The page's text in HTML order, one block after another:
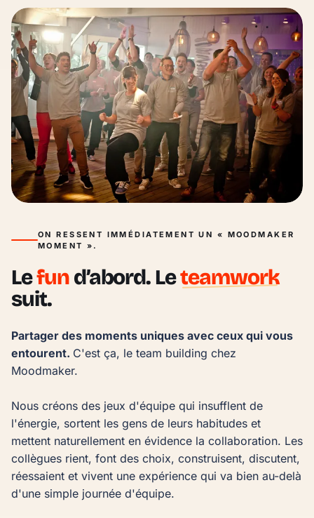
ON RESSENT IMMÉDIATEMENT UN « MOODMAKER
MOMENT ».
Lefund’abord. Leteamwork
suit.
Partager des moments uniques avec ceux qui vous
entourent. C'est ça, le team building chez
Moodmaker.
Nous créons des jeux d'équipe qui insufflent de
l'énergie, sortent les gens de leurs habitudes et
mettent naturellement en évidence la collaboration. Les
collègues rient, font des choix, construisent, discutent,
réessaient et vivent une expérience qui va bien au-delà
d'une simple journée d'équipe.